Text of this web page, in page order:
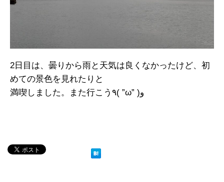
2日目は、曇りから雨と天気は良くなかったけど、初
めての景色を見れたりと
満喫しました。また行こう٩( ”ω” )و